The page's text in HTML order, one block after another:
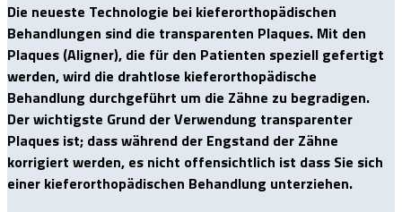
Die neueste Technologie bei kieferorthopädischen
Behandlungen sind die transparenten Plaques. Mit den
Plaques (Aligner), die für den Patienten speziell gefertigt
werden, wird die drahtlose kieferorthopädische
Behandlung durchgeführt um die Zähne zu begradigen.
Der wichtigste Grund der Verwendung transparenter
Plaques ist; dass während der Engstand der Zähne
korrigiert werden, es nicht offensichtlich ist dass Sie sich
einer kieferorthopädischen Behandlung unterziehen.